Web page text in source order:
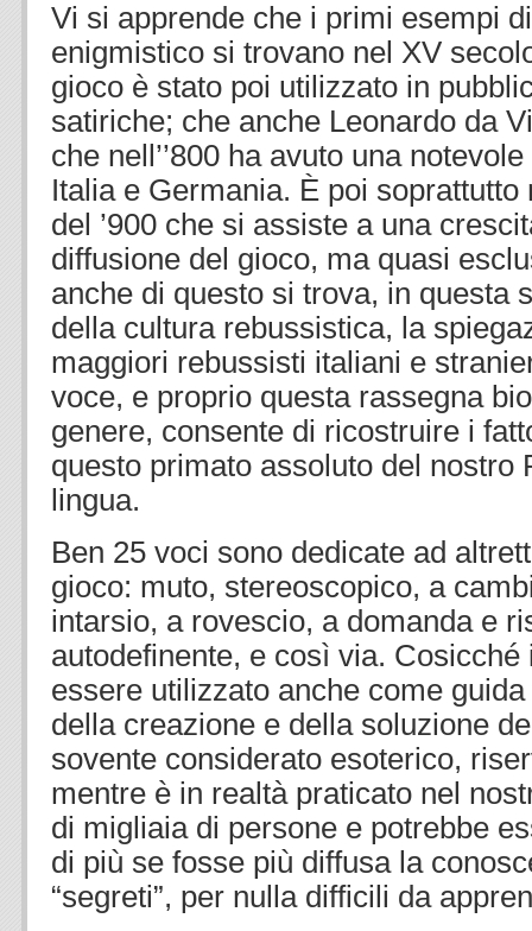
Vi si apprende che i primi esempi
enigmistico si trovano nel XV
gioco è stato poi utilizzato in
satiriche; che anche Leonardo da
che nell’’800 ha avuto una
Italia e Germania. È poi soprattutto
del ’900 che si assiste a una
diffusione del gioco, ma quasi
anche di questo si trova, in questa
della cultura rebussistica, la
maggiori rebussisti italiani e
voce, e proprio questa rassegna
genere, consente di ricostruire i
questo primato assoluto del nostro
lingua.
Ben 25 voci sono dedicate ad
gioco: muto, stereoscopico, a
intarsio, a rovescio, a domanda e
autodefinente, e così via.
essere utilizzato anche come
della creazione e della soluzione
sovente considerato esoterico,
mentre è in realtà praticato nel
di migliaia di persone e potrebbe
di più se fosse più diffusa la
“segreti”, per nulla difficili da